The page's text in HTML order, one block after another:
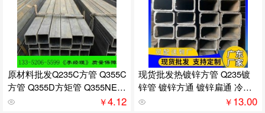
原材料批发Q235C方管 Q355C
方管 Q355D方矩管 Q355NE方
管现货
￥4.12
现货批发热镀锌方管 Q235镀
锌管 镀锌方通 镀锌扁通 冷镀
锌方管
￥13.00